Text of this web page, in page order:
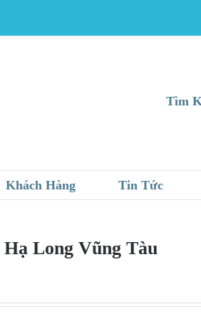
Tìm
Khách Hàng Tin Tức
Long Vũng Tàu